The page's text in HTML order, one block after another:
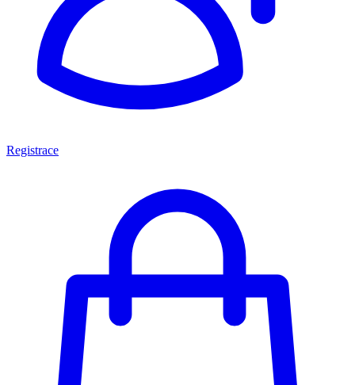
Registrace